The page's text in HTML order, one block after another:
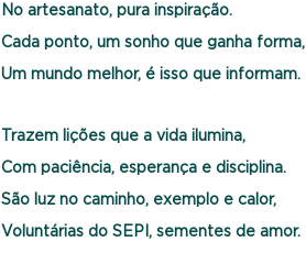
No artesanato, pura inspiração.
Cada ponto, um sonho que ganha forma,
Um mundo melhor, é isso que informam.
Trazem lições que a vida ilumina,
Com paciência, esperança e disciplina.
São luz no caminho, exemplo e calor,
Voluntárias do SEPI, sementes de amor.